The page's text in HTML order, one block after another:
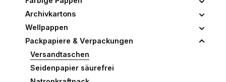
Archivkartons
Wellpappen
Packpapiere & Verpackungen
Versandtaschen
Seidenpapier säurefrei